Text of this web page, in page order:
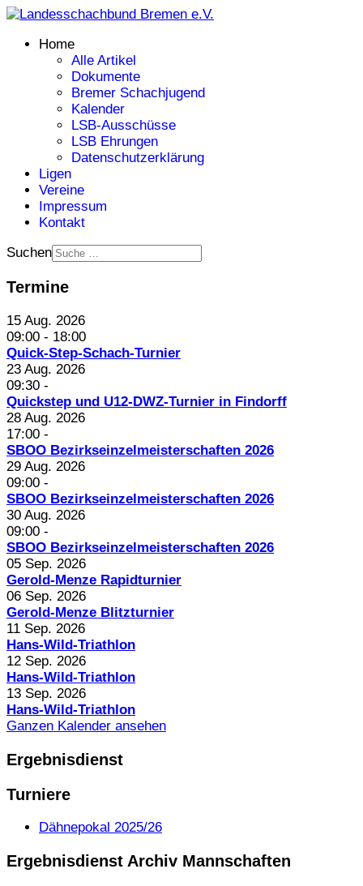
Home
Alle Artikel
Dokumente
Bremer Schachjugend
Kalender
LSB-Ausschüsse
LSB Ehrungen
Datenschutzerklärung
Ligen
Vereine
Impressum
Kontakt
Suchen
Termine
15 Aug. 2026
09:00 - 18:00
Quick-Step-Schach-Turnier
23 Aug. 2026
09:30 -
Quickstep und U12-DWZ-Turnier in Findorff
28 Aug. 2026
17:00 -
SBOO Bezirkseinzelmeisterschaften 2026
29 Aug. 2026
09:00 -
SBOO Bezirkseinzelmeisterschaften 2026
30 Aug. 2026
09:00 -
SBOO Bezirkseinzelmeisterschaften 2026
05 Sep. 2026
Gerold-Menze Rapidturnier
06 Sep. 2026
Gerold-Menze Blitzturnier
11 Sep. 2026
Hans-Wild-Triathlon
12 Sep. 2026
Hans-Wild-Triathlon
13 Sep. 2026
Hans-Wild-Triathlon
Ganzen Kalender ansehen
Ergebnisdienst
Turniere
Dähnepokal 2025/26
Ergebnisdienst Archiv Mannschaften